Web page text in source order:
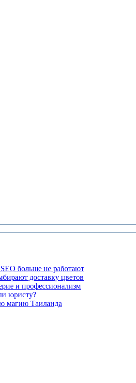
больше не работают
доставку цветов
и профессионализм
юристу?
магию Таиланда